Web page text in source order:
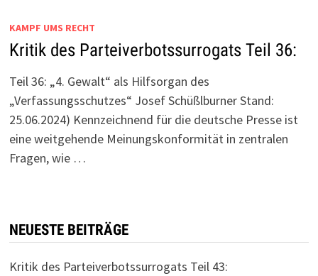
KAMPF UMS RECHT
Kritik des Parteiverbotssurrogats Teil 36:
Teil 36: „4. Gewalt“ als Hilfsorgan des
„Verfassungsschutzes“ Josef Schüßlburner Stand:
25.06.2024) Kennzeichnend für die deutsche Presse ist
eine weitgehende Meinungskonformität in zentralen
Fragen, wie …
NEUESTE BEITRÄGE
Kritik des Parteiverbotssurrogats Teil 43: